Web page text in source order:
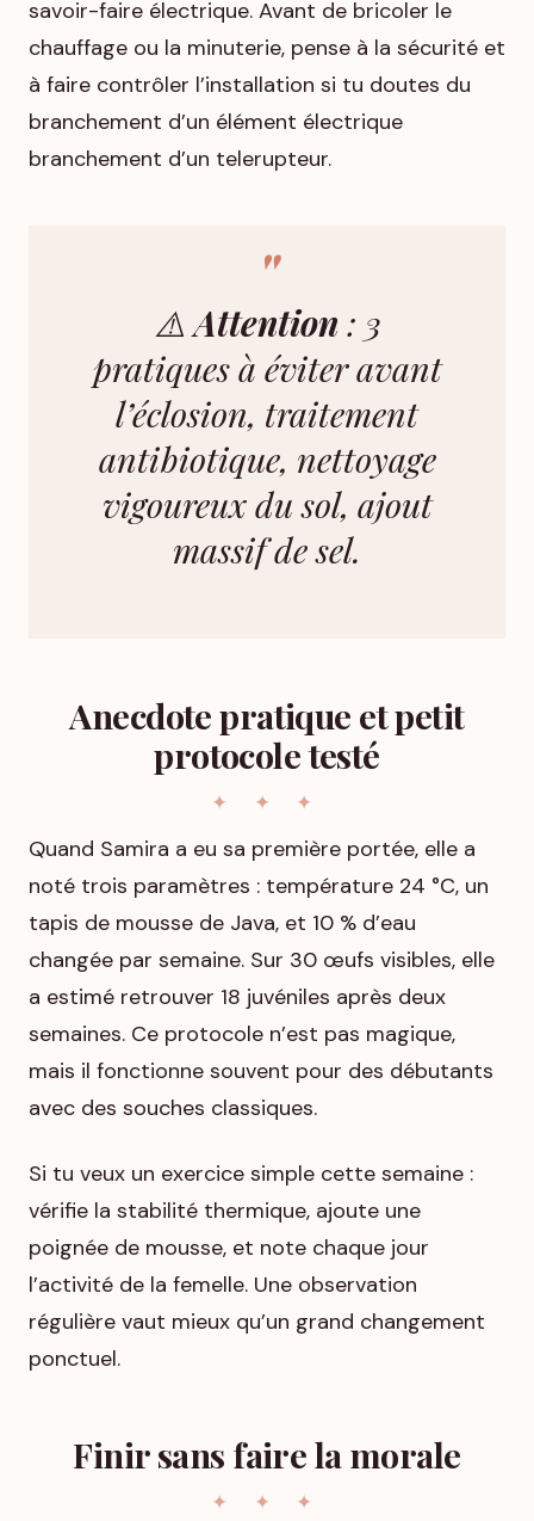
savoir-faire électrique. Avant de bricoler le
chauffage ou la minuterie, pense à la sécurité et
à faire contrôler l’installation si tu doutes du
branchement d’un élément électrique
branchement d’un telerupteur.
⚠️Attention : 3
pratiques à éviter avant
l’éclosion, traitement
antibiotique, nettoyage
vigoureux du sol, ajout
massif de sel.
Anecdote pratique et petit
protocole testé
Quand Samira a eu sa première portée, elle a
noté trois paramètres : température 24 °C, un
tapis de mousse de Java, et 10 % d’eau
changée par semaine. Sur 30 œufs visibles, elle
a estimé retrouver 18 juvéniles après deux
semaines. Ce protocole n’est pas magique,
mais il fonctionne souvent pour des débutants
avec des souches classiques.
Si tu veux un exercice simple cette semaine :
vérifie la stabilité thermique, ajoute une
poignée de mousse, et note chaque jour
l’activité de la femelle. Une observation
régulière vaut mieux qu’un grand changement
ponctuel.
Finir sans faire la morale